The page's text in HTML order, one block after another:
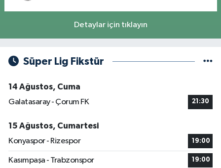
Detaylar için tıklayın
Süper Lig Fikstür
14 Ağustos, Cuma
Galatasaray - Çorum FK
21:30
15 Ağustos, Cumartesi
Konyaspor - Rizespor
19:00
Kasımpaşa - Trabzonspor 19:00